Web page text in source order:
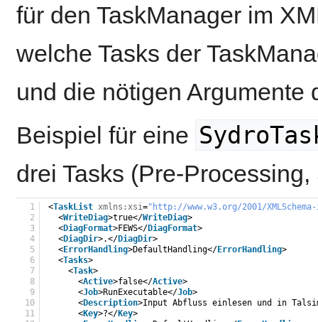
für den TaskManager im
welche Tasks der
und die nötigen Argumente
Beispiel für eine
drei Tasks (Pre-
1
2
3
4
5
6
7
8
9
10
11
<TaskList xmlns:xsi=" http://www.w3.org/2001/
<WriteDiag>true</WriteDiag>
<DiagFormat>FEWS</DiagFormat>
<DiagDir>.</DiagDir>
<ErrorHandling>DefaultHandling</ErrorHandling>
<Tasks>
<Task>
<Active>false</Active>
<Job>RunExecutable</Job>
<Description>Input Abfluss einlesen und in
<Key>?</Key>